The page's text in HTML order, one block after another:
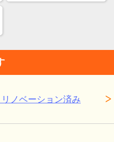
ノベーション済み